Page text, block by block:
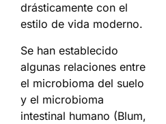
drásticamente con el
estilo de vida moderno.
Se han establecido
algunas relaciones entre
el microbioma del suelo
y el microbioma
intestinal humano (Blum,